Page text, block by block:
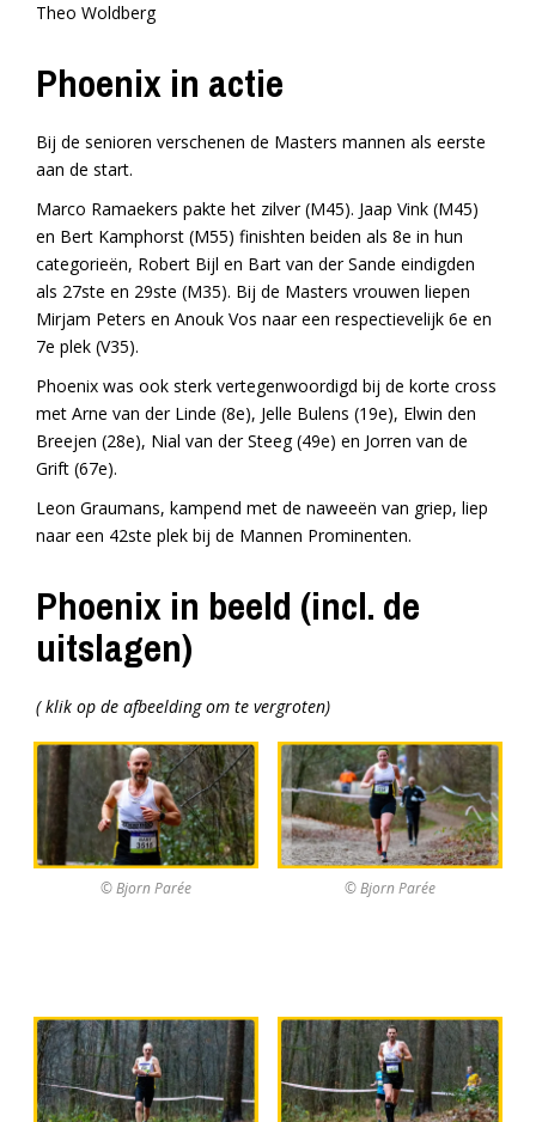
Theo Woldberg
Phoenix in actie
Bij de senioren verschenen de Masters mannen als eerste
aan de start.
Marco Ramaekers pakte het zilver (M45). Jaap Vink (M45)
en Bert Kamphorst (M55) finishten beiden als 8e in hun
categorieën, Robert Bijl en Bart van der Sande eindigden
als 27ste en 29ste (M35). Bij de Masters vrouwen liepen
Mirjam Peters en Anouk Vos naar een respectievelijk 6e en
7e plek (V35).
Phoenix was ook sterk vertegenwoordigd bij de korte cross
met Arne van der Linde (8e), Jelle Bulens (19e), Elwin den
Breejen (28e), Nial van der Steeg (49e) en Jorren van de
Grift (67e).
Leon Graumans, kampend met de naweeën van griep, liep
naar een 42ste plek bij de Mannen Prominenten.
Phoenix in beeld (incl. de
uitslagen)
( klik op de afbeelding om te vergroten)
© Bjorn Parée © Bjorn Parée